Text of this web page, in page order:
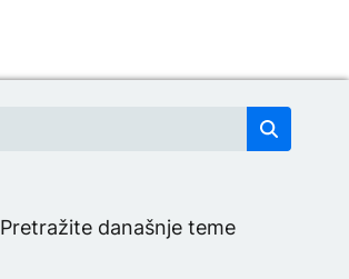
Pretražite današnje teme